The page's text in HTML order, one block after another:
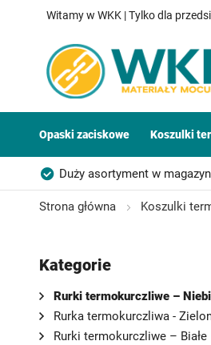
Witamy w WKK | Tylko dla
Opaski zaciskowe Koszulki
Duży asortyment w
Możliwość własnego
Strona główna Koszulki
Kategorie
Rurki termokurczliwe –
Rurka termokurczliwa -
Rurki termokurczliwe – Białe